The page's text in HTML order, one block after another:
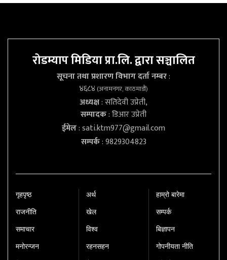
रोडम्याप मिडिया प्रा.लि. द्वारा सञ्चालित
सूचना तथा प्रशारण विभाग दर्ता नम्बर:
४६८४(अनामनगर, काठमाडौं)
अध्यक्ष: सतिदेवी उप्रेती,
सम्पादक: डिआर उप्रेती
ईमेल:sati.ktm977@gmail.com
सम्पर्क: 9829304823
गृहपृष्‍ठ
राजनीति
समाचार
मनोरन्जन
अर्थ
खेल
विश्व
रहनसहन
हाम्रो बारेमा
सम्पर्क
बिज्ञापन
गोपनीयता नीति